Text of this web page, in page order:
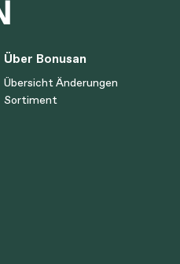
Über Bonusan
Übersicht Änderungen
Sortiment